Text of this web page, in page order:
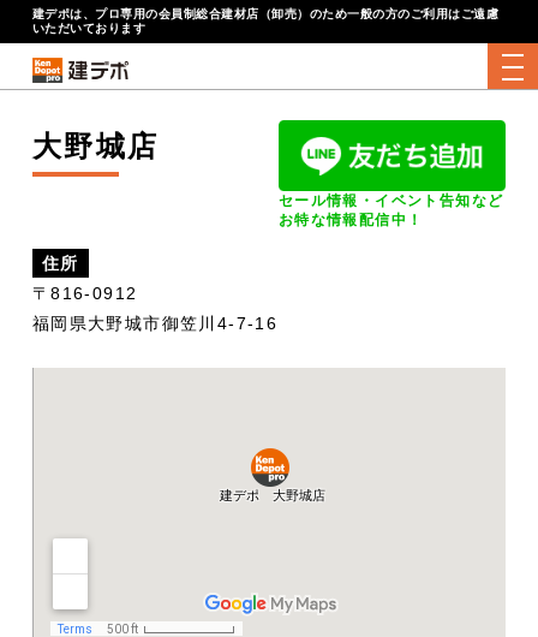
建デポは、プロ専用の会員制総合建材店（卸売）のため一般の方のご利用はご遠慮
いただいております
大野城店
セール情報・イベント告知など
お特な情報配信中！
住所
〒816-0912
福岡県大野城市御笠川4-7-16